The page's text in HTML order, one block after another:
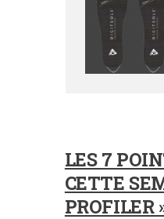
LES 7
CETTE
PROFILER